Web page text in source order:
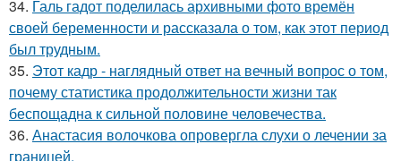
34. Галь гадот поделилась архивными фото времён
своей беременности и рассказала о том, как этот период
был трудным.
35. Этот кадр - наглядный ответ на вечный вопрос о том,
почему статистика продолжительности жизни так
беспощадна к сильной половине человечества.
36. Анастасия волочкова опровергла слухи о лечении за
границей.